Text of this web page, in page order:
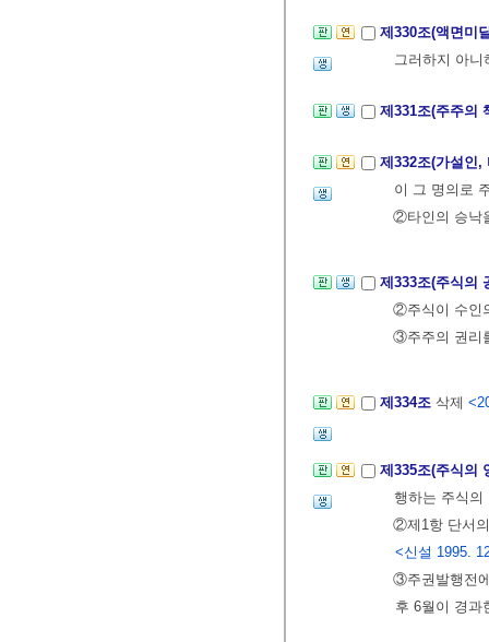
제330조(액면미
그러하지 아
제331조(주주의
제332조(가설인
이 그 명의로
②타인의 승낙
제333조(주식의
②주식이 수인
③주주의 권리
제334조 삭제
제335조(주식의
행하는 주식
②제1항 단서
<신설 1995.
③주권발행전
후 6월이 경